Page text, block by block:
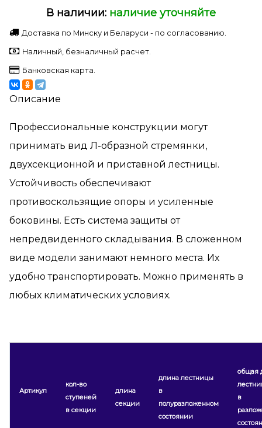
В наличии: наличие уточняйте
Доставка по Минску и Беларуси - по согласованию.
Наличный, безналичный расчет.
Банковская карта.
Описание
Профессиональные конструкции могут
принимать вид Л-образной стремянки,
двухсекционной и приставной лестницы.
Устойчивость обеспечивают
противоскользящие опоры и усиленные
боковины. Есть система защиты от
непредвиденного складывания. В сложенном
виде модели занимают немного места. Их
удобно транспортировать. Можно применять в
любых климатических условиях.
Артикул
кол-во
ступеней
в секции
длина
секции
длина лестницы
в
полуразложенном
состоянии
общая
в